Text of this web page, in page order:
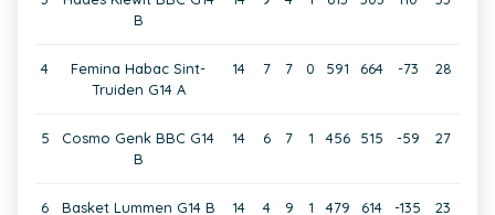
B
4
Femina Habac Sint-
Truiden G14 A
14 7 7 0 591 664 -73 28
5
Cosmo Genk BBC G14
B
14 6 7 1 456 515 -59 27
6 Basket Lummen G14 B 14 4 9 1 479 614 -135 23